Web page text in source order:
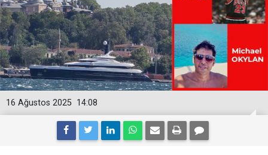
14:08
16 Ağustos 2025